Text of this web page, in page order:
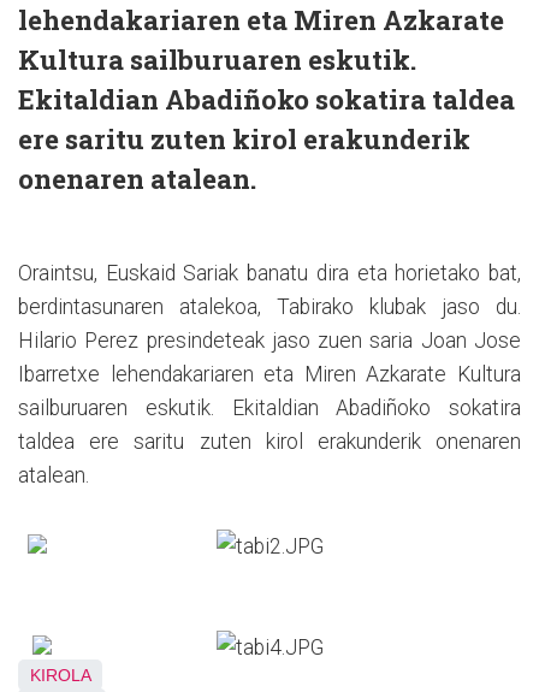
lehendakariaren eta Miren Azkarate
Kultura sailburuaren eskutik.
Ekitaldian Abadiñoko sokatira taldea
ere saritu zuten kirol erakunderik
onenaren atalean.
Oraintsu, Euskaid Sariak banatu dira eta horietako bat,
berdintasunaren atalekoa, Tabirako klubak jaso du.
Hilario Perez presindeteak jaso zuen saria Joan Jose
Ibarretxe lehendakariaren eta Miren Azkarate Kultura
sailburuaren eskutik. Ekitaldian Abadiñoko sokatira
taldea ere saritu zuten kirol erakunderik onenaren
atalean.
KIROLA